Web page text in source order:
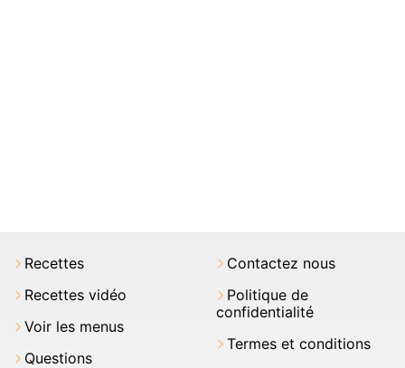
Recettes
Recettes vidéo
Voir les menus
Questions
Contactez nous
Politique de
confidentialité
Termes et conditions